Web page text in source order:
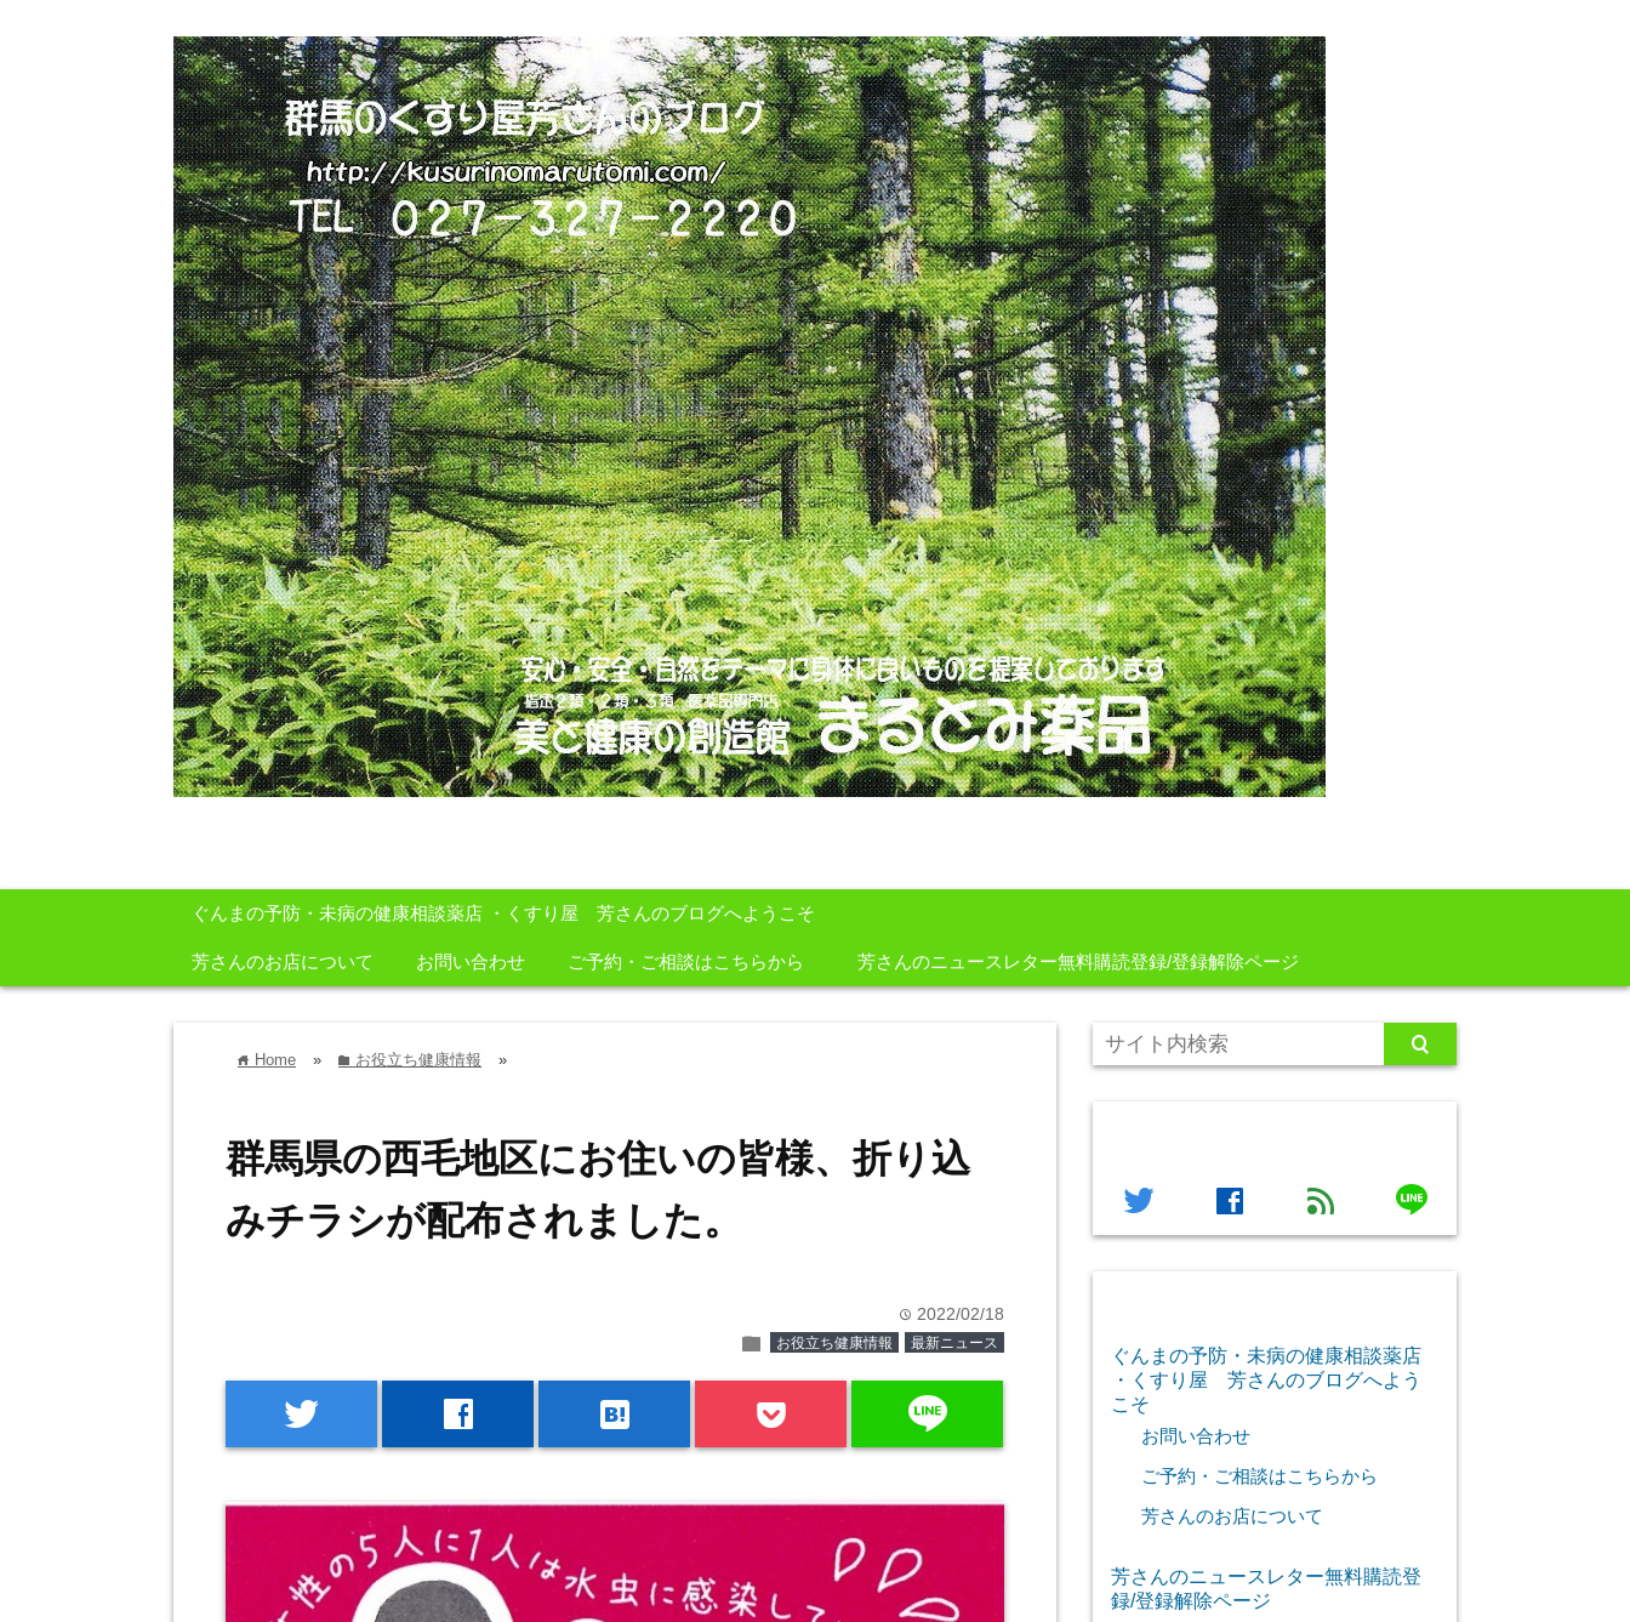
ぐんまの予防・未病の健康相談薬店 ・くすり屋 芳さんのブログへようこそ
芳さんのお店について お問い合わせ ご予約・ご相談はこちらから 芳さんのニュースレター無料購読登録/登録解除ページ
home Home » folder お役立ち健康情報 »
群馬県の西毛地区にお住いの皆様、折り込
みチラシが配布されました。
time 2022/02/18
folder お役立ち健康情報 最新ニュース
twitter facebook hatenabookmark line
twitter facebook feed line
ぐんまの予防・未病の健康相談薬店
・くすり屋 芳さんのブログへよう
こそ
お問い合わせ
ご予約・ご相談はこちらから
芳さんのお店について
芳さんのニュースレター無料購読登
録/登録解除ページ